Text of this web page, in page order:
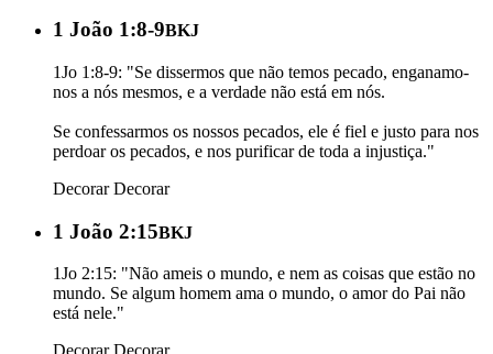
1 João 1:8-9BKJ
1Jo 1:8-9: "Se dissermos que não temos pecado, enganamo-
nos a nós mesmos, e a verdade não está em nós.
Se confessarmos os nossos pecados, ele é fiel e justo para nos
perdoar os pecados, e nos purificar de toda a injustiça."
Decorar Decorar
1 João 2:15BKJ
1Jo 2:15: "Não ameis o mundo, e nem as coisas que estão no
mundo. Se algum homem ama o mundo, o amor do Pai não
está nele."